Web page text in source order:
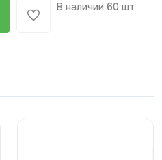
В наличии 60 шт